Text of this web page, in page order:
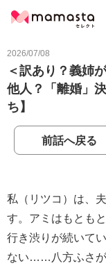
2026/07/08
＜訳あり？義姉
他人？「離婚」
ち】
前話へ戻る
私（リツコ）は、
す。アミはもとも
行き渋りが続いて
ない……八方ふさが